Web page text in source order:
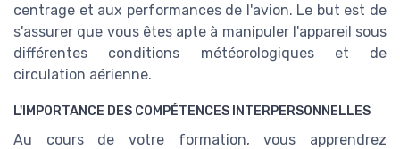
centrage et aux performances de l'avion. Le but est de
s'assurer que vous êtes apte à manipuler l'appareil sous
différentes conditions météorologiques et de
circulation aérienne.
L'IMPORTANCE DES COMPÉTENCES INTERPERSONNELLES
Au cours de votre formation, vous apprendrez